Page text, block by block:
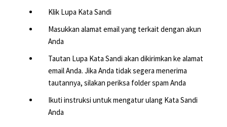
Klik Lupa Kata Sandi
Masukkan alamat email yang terkait dengan akun
Anda
Tautan Lupa Kata Sandi akan dikirimkan ke alamat
email Anda. Jika Anda tidak segera menerima
tautannya, silakan periksa folder spam Anda
Ikuti instruksi untuk mengatur ulang Kata Sandi
Anda